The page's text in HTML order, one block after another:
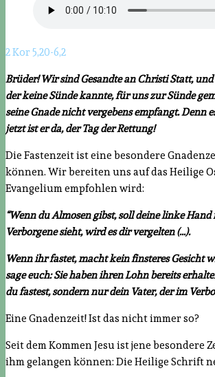
2 Kor 5,20-6,2
Brüder! Wir sind Gesandte an Christi Statt,
der keine Sünde kannte, für uns zur Sünde
seine Gnade nicht vergebens empfangt. Denn
jetzt ist er da, der Tag der Rettung!
Die Fastenzeit ist eine besondere
können. Wir bereiten uns auf das Heilige
Evangelium empfohlen wird:
“Wenn du Almosen gibst, soll deine linke
Verborgene sieht, wird es dir vergelten (…).
Wenn ihr fastet, macht kein finsteres Gesicht
sage euch: Sie haben ihren Lohn bereits
du fastest, sondern nur dein Vater, der im
Eine Gnadenzeit! Ist das nicht immer so?
Seit dem Kommen Jesu ist jene
ihm gelangen können: Die Heilige Schrift